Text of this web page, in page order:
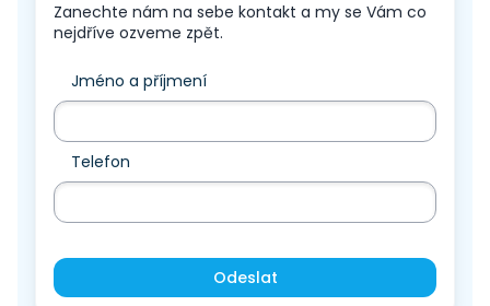
Zanechte nám na sebe kontakt a my se Vám co
nejdříve ozveme zpět.
Jméno a příjmení
Telefon
Odeslat